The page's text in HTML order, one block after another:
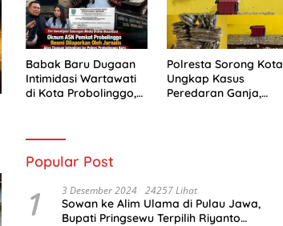
Babak Baru Dugaan
Intimidasi Wartawati
di Kota Probolinggo,
Polresta Sorong Kota
Ungkap Kasus
Peredaran Ganja,
Popular Post
1 3 Desember 2024 24257 Lihat
Sowan ke Alim Ulama di Pulau Jawa,
Bupati Pringsewu Terpilih Riyanto